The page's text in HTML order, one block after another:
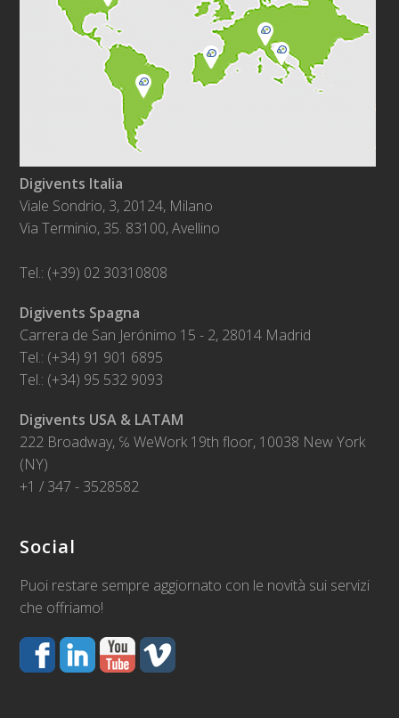
Digivents Italia
Viale Sondrio, 3, 20124, Milano
Via Terminio, 35. 83100, Avellino
Tel.: (+39) 02 30310808
Digivents Spagna
Carrera de San Jerónimo 15 - 2, 28014 Madrid
Tel.: (+34) 91 901 6895
Tel.: (+34) 95 532 9093
Digivents USA & LATAM
222 Broadway, ℅ WeWork 19th floor, 10038 New York
(NY)
+1 / 347 - 3528582
Social
Puoi restare sempre aggiornato con le novità sui servizi
che offriamo!